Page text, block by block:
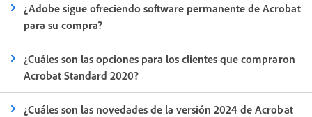
¿Adobe sigue ofreciendo software permanente de Acrobat
para su compra?
¿Cuáles son las opciones para los clientes que compraron
Acrobat Standard 2020?
¿Cuáles son las novedades de la versión 2024 de Acrobat